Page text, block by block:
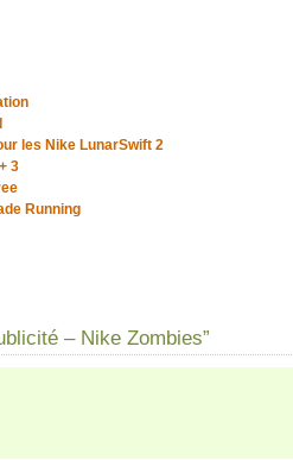
les Nike LunarSwift 2
3
Running
– Nike Zombies”